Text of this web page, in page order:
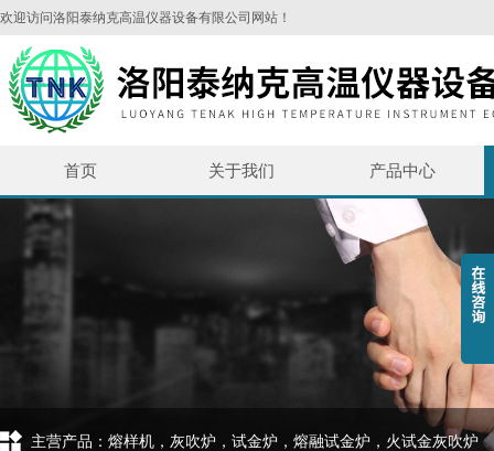
欢迎访问洛阳泰纳克高温仪器设备有限公司网站！
首页 关于我们 产品中心
主营产品：熔样机，灰吹炉，试金炉，熔融试金炉，火试金灰吹炉